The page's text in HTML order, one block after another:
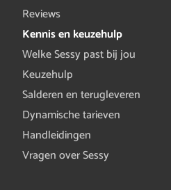
Reviews
Kennis en keuzehulp
Welke Sessy past bij jou
Keuzehulp
Salderen en terugleveren
Dynamische tarieven
Handleidingen
Vragen over Sessy